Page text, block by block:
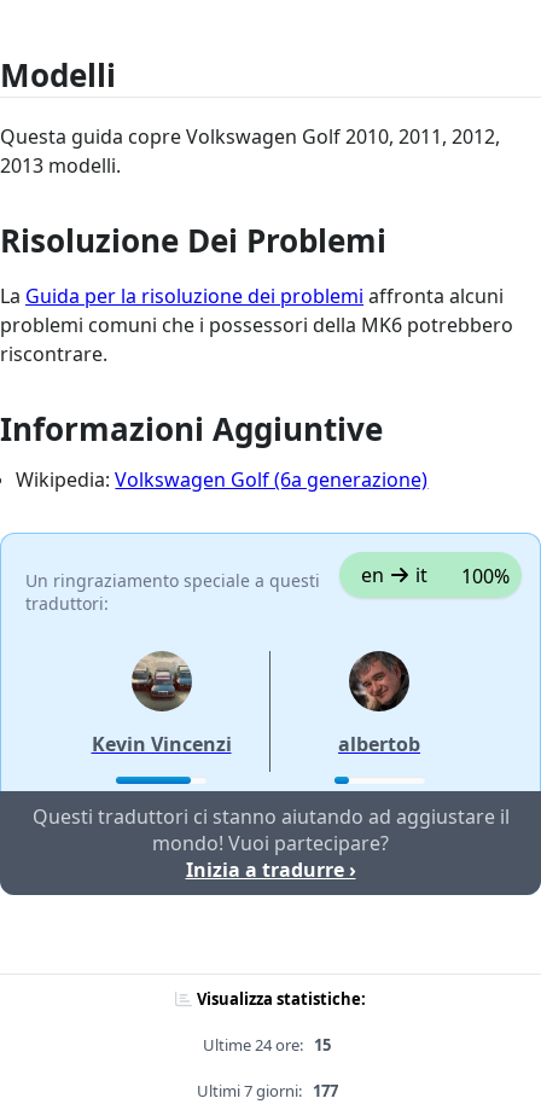
Modelli
Questa guida copre Volkswagen Golf 2010, 2011, 2012,
2013 modelli.
Risoluzione Dei Problemi
La Guida per la risoluzione dei problemi affronta alcuni
problemi comuni che i possessori della MK6 potrebbero
riscontrare.
Informazioni Aggiuntive
Wikipedia:Volkswagen Golf (6a generazione)
Un ringraziamento speciale a questi
traduttori:
en it 100%
Kevin Vincenzi albertob
Questi traduttori ci stanno aiutando ad aggiustare il
mondo! Vuoi partecipare?
Inizia a tradurre ›
Visualizza statistiche:
Ultime 24 ore: 15
Ultimi 7 giorni: 177